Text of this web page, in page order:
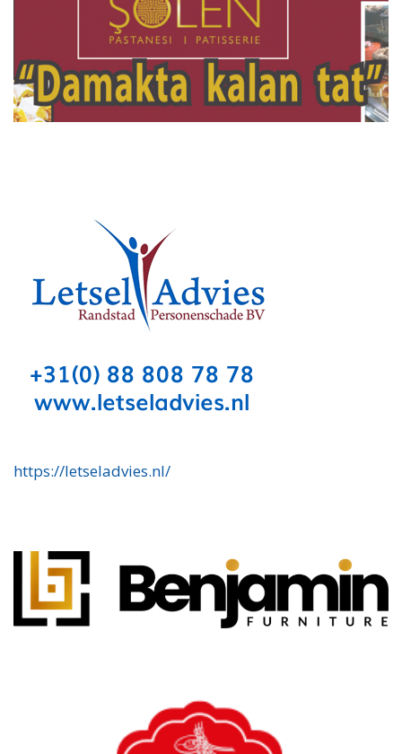
https://letseladvies.nl/